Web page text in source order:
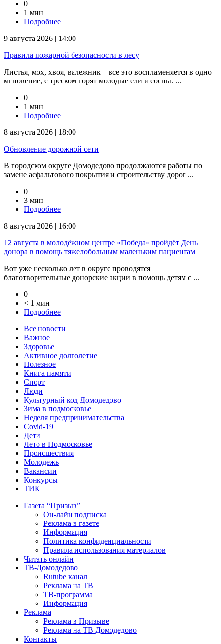
0
1 мин
Подробнее
9 августа 2026 | 14:00
Правила пожарной безопасности в лесу
Листья, мох, хвоя, валежник – все это воспламеняется в одно
мгновение, с треском горят молодые ели и сосны. ...
0
1 мин
Подробнее
8 августа 2026 | 18:00
Обновление дорожной сети
В городском округе Домодедово продолжаются работы по
замене асфальтового покрытия и строительству дорог ...
0
3 мин
Подробнее
8 августа 2026 | 16:00
12 августа в молодёжном центре «Победа» пройдёт День
донора в помощь тяжелобольным маленьким пациентам
Вот уже несколько лет в округе проводятся
благотворительные донорские акции в помощь детям с ...
0
< 1 мин
Подробнее
Все новости
Важное
Здоровье
Активное долголетие
Полезное
Книга памяти
Спорт
Люди
Культурный код Домодедово
Зима в подмосковье
Неделя предпринимательства
Covid-19
Дети
Лето в Подмосковье
Происшествия
Молодежь
Вакансии
Конкурсы
ТИК
Газета “Призыв”
Он-лайн подписка
Реклама в газете
Информация
Политика конфиденциальности
Правила использования материалов
Читать онлайн
ТВ-Домодедово
Rutube канал
Реклама на ТВ
ТВ-программа
Информация
Реклама
Реклама в Призыве
Реклама на ТВ Домодедово
Контакты